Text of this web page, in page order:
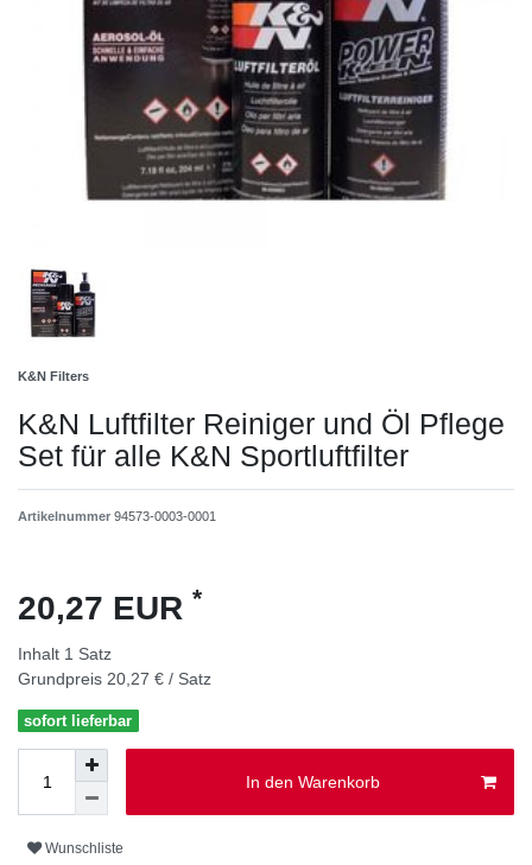
K&N Filters
K&N Luftfilter Reiniger und Öl Pflege
Set für alle K&N Sportluftfilter
Artikelnummer 94573-0003-0001
20,27 EUR *
Inhalt 1 Satz
Grundpreis 20,27 € / Satz
sofort lieferbar
In den Warenkorb
Wunschliste